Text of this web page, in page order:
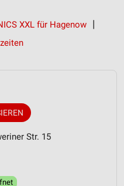
XXL für Hagenow
Str. 15